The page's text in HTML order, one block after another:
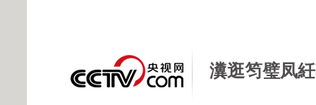
瀵逛笉璧凤